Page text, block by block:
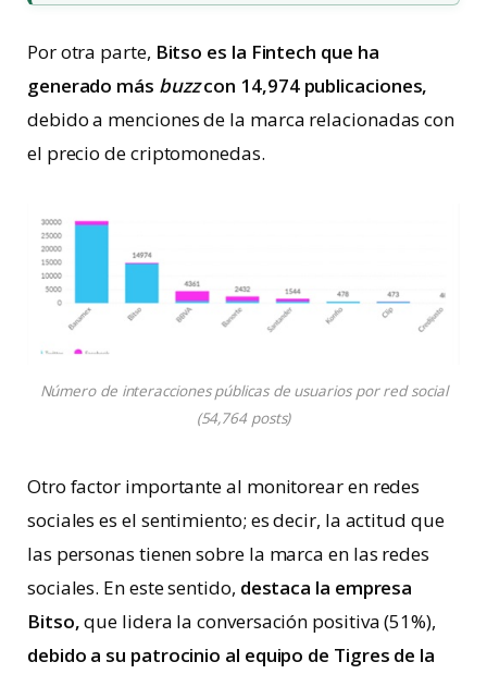
Por otra parte, Bitso es la Fintech que ha
generado más buzzcon 14,974 publicaciones,
debido a menciones de la marca relacionadas con
el precio de criptomonedas.
Número de interacciones públicas de usuarios por red social
(54,764 posts)
Otro factor importante al monitorear en redes
sociales es el sentimiento; es decir, la actitud que
las personas tienen sobre la marca en las redes
sociales. En este sentido, destaca la empresa
Bitso,que lidera la conversación positiva (51%),
debido a su patrocinio al equipo de Tigres de la